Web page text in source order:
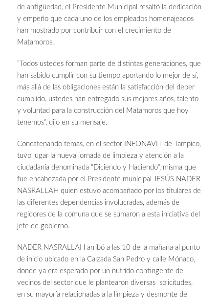
de antigüedad, el Presidente Municipal resaltó la dedicación
y empeño que cada uno de los empleados homenajeados
han mostrado por contribuir con el crecimiento de
Matamoros.
“Todos ustedes forman parte de distintas generaciones, que
han sabido cumplir con su tiempo aportando lo mejor de sí,
más allá de las obligaciones están la satisfacción del deber
cumplido, ustedes han entregado sus mejores años, talento
y voluntad para la construcción del Matamoros que hoy
tenemos”, dijo en su mensaje.
Concatenando temas, en el sector INFONAVIT de Tampico,
tuvo lugar la nueva jornada de limpieza y atención a la
ciudadanía denominada “Diciendo y Haciendo”, misma que
fue encabezada por el Presidente municipal JESÚS NADER
NASRALLAH quien estuvo acompañado por los titulares de
las diferentes dependencias involucradas, además de
regidores de la comuna que se sumaron a esta iniciativa del
jefe de gobierno.
NADER NASRALLAH arribó a las 10 de la mañana al punto
de inicio ubicado en la Calzada San Pedro y calle Mónaco,
donde ya era esperado por un nutrido contingente de
vecinos del sector que le plantearon diversas solicitudes,
en su mayoría relacionadas a la limpieza y desmonte de